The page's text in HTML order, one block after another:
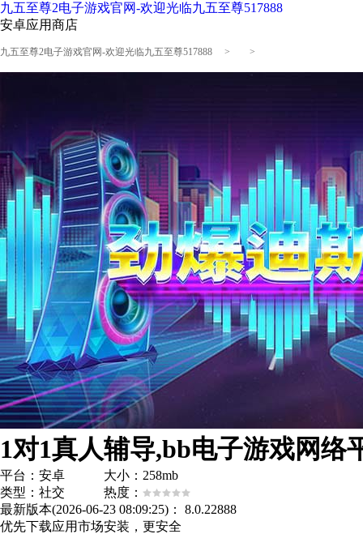
九五至尊2电子游戏官网-欢迎光临九五至尊517888
安卓应用商店
九五至尊2电子游戏官网-欢迎光临九五至尊517888 > >
1对1真人辅导,bb电子游戏网络
平台：安卓 大小：258mb
类型：社交 热度：
最新版本(2026-06-23 08:09:25)：
8.0.22888
优先下载应用市场安装，更安全